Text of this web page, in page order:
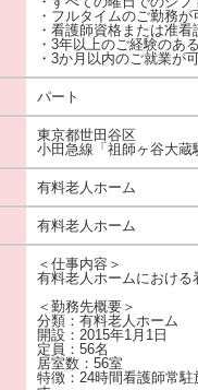
・フルタイムのご勤務が
・看護師資格または准
・3年以上のご経験のあ
・3か月以内のご就業が
パート
東京都世田谷区
小田急線「祖師ヶ谷大蔵
有料老人ホーム
有料老人ホーム
＜仕事内容＞
有料老人ホームにおける
＜勤務先概要＞
分類：有料老人ホーム
開設：2015年1月1日
定員：56名
居室数：56室
特徴：24時間看護師常